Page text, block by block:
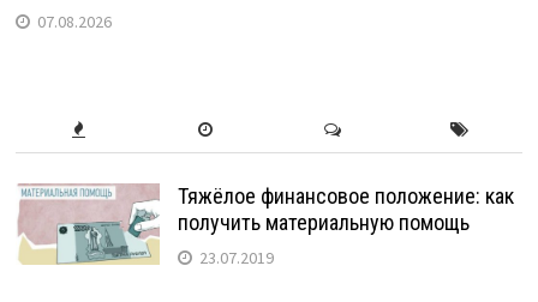
07.08.2026
Тяжёлое финансовое положение: как
получить материальную помощь
23.07.2019